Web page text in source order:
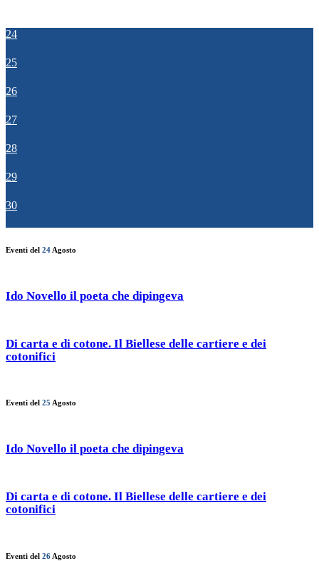
24
25
26
27
28
29
30
Eventi del 24 Agosto
Ido Novello il poeta che dipingeva
Di carta e di cotone. Il Biellese delle cartiere e dei
cotonifici
Eventi del 25 Agosto
Ido Novello il poeta che dipingeva
Di carta e di cotone. Il Biellese delle cartiere e dei
cotonifici
Eventi del 26 Agosto